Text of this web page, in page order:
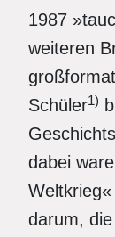
1987
weiteren
Schüler1)
dabei
darum,